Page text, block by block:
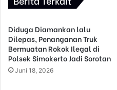
Diduga Diamankan lalu
Dilepas, Penanganan Truk
Bermuatan Rokok Ilegal di
Polsek Simokerto Jadi Sorotan
Juni 18, 2026